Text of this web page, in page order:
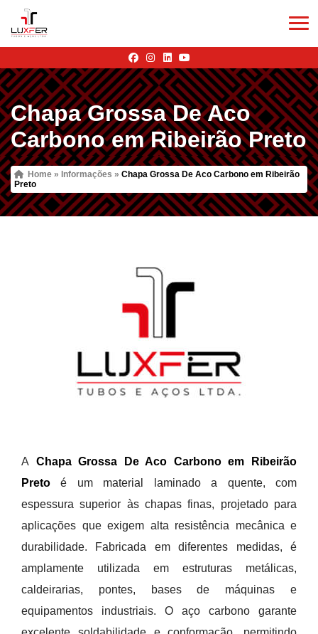
Chapa Grossa De Aco
Carbono em Ribeirão Preto
Home » Informações » Chapa Grossa De Aco Carbono em Ribeirão
Preto
A Chapa Grossa De Aco Carbono em Ribeirão
Preto é um material laminado a quente, com
espessura superior às chapas finas, projetado para
aplicações que exigem alta resistência mecânica e
durabilidade. Fabricada em diferentes medidas, é
amplamente utilizada em estruturas metálicas,
caldeirarias, pontes, bases de máquinas e
equipamentos industriais. O aço carbono garante